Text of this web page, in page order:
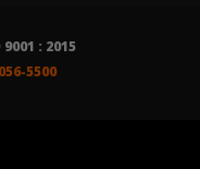
9001 : 2015
5500